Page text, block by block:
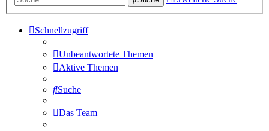
Schnellzugriff
Unbeantwortete Themen
Aktive Themen
Suche
Das Team